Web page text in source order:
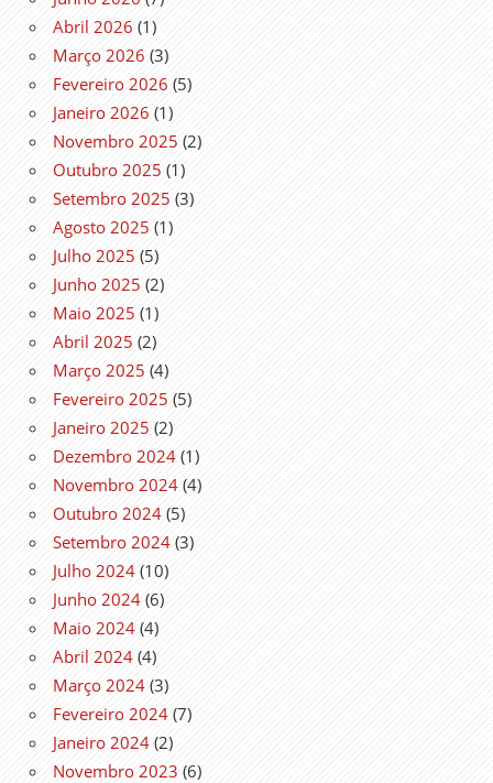
Abril 2026 (1)
Março 2026 (3)
Fevereiro 2026 (5)
Janeiro 2026 (1)
Novembro 2025 (2)
Outubro 2025 (1)
Setembro 2025 (3)
Agosto 2025 (1)
Julho 2025 (5)
Junho 2025 (2)
Maio 2025 (1)
Abril 2025 (2)
Março 2025 (4)
Fevereiro 2025 (5)
Janeiro 2025 (2)
Dezembro 2024 (1)
Novembro 2024 (4)
Outubro 2024 (5)
Setembro 2024 (3)
Julho 2024 (10)
Junho 2024 (6)
Maio 2024 (4)
Abril 2024 (4)
Março 2024 (3)
Fevereiro 2024 (7)
Janeiro 2024 (2)
Novembro 2023 (6)